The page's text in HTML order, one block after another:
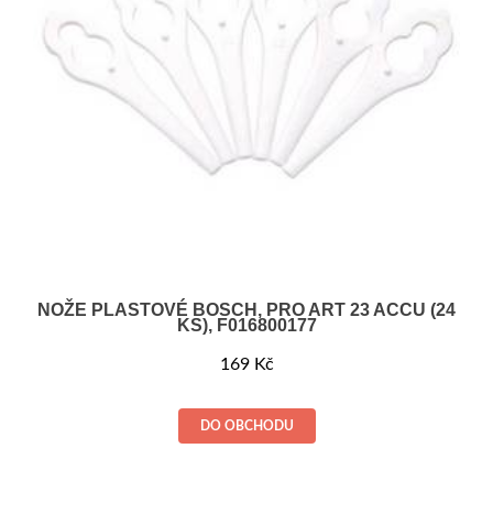
NOŽE PLASTOVÉ BOSCH, PRO ART 23 ACCU (24
KS), F016800177
169 Kč
DO OBCHODU